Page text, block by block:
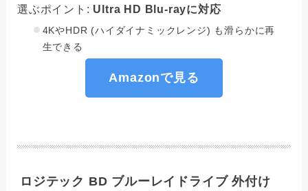
選ぶポイント: Ultra HD Blu-rayに対応
4KやHDR (ハイダイナミックレンジ) も滑らかに再
生できる
Amazonで見る
ロジテック BD ブルーレイドライブ 外付け